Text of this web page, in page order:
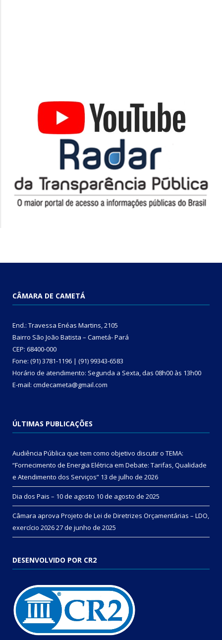
CÂMARA DE CAMETÁ
End.: Travessa Enéas Martins, 2105
Bairro São João Batista – Cametá- Pará
CEP: 68400-000
Fone: (91) 3781-1196 | (91) 99343-6583
Horário de atendimento: Segunda a Sexta, das 08h00 às 13h00
E-mail: cmdecameta@gmail.com
ÚLTIMAS PUBLICAÇÕES
Audiência Pública que tem como objetivo discutir o TEMA:
“Fornecimento de Energia Elétrica em Debate: Tarifas, Qualidade
e Atendimento dos Serviços” 13 de julho de 2026
Dia dos Pais – 10 de agosto 10 de agosto de 2025
Câmara aprova Projeto de Lei de Diretrizes Orçamentárias – LDO,
exercício 202627 de junho de 2025
DESENVOLVIDO POR CR2